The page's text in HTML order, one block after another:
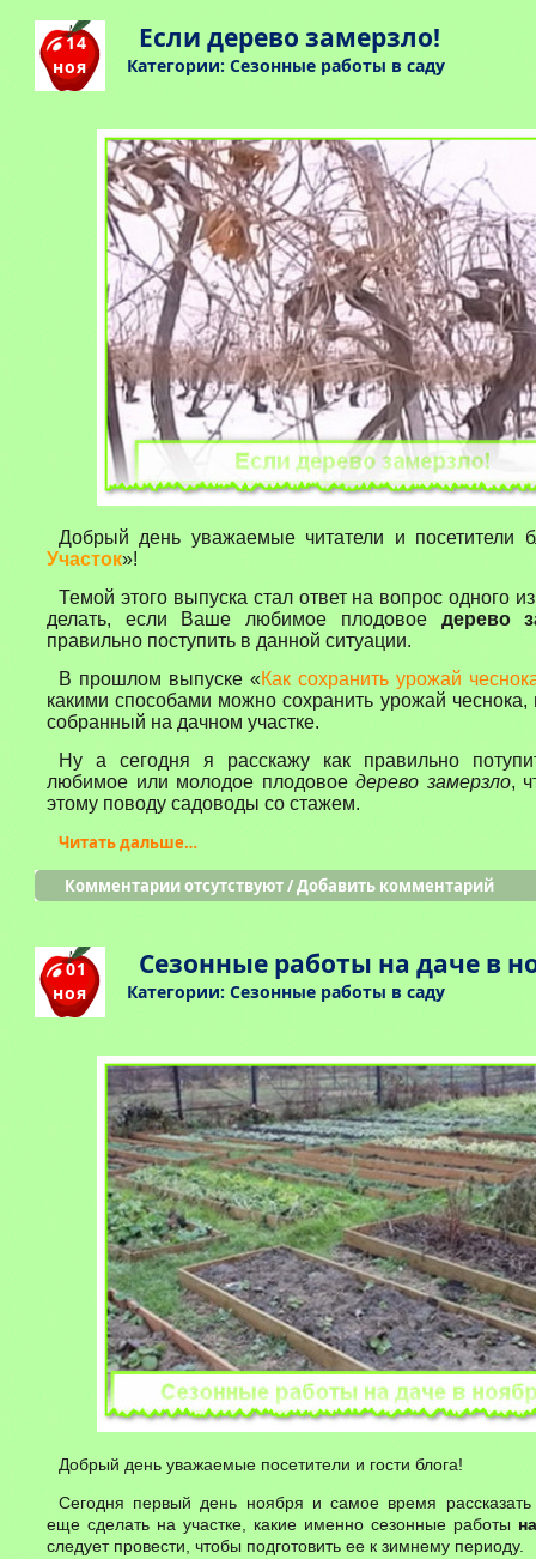
14
ноя
Если дерево замерзло!
Категории: Сезонные работы в саду
Добрый день уважаемые читатели и посетители
Участок»!
Темой этого выпуска стал ответ на вопрос одного
делать, если Ваше любимое плодовое дерево
правильно поступить в данной ситуации.
В прошлом выпуске «Как сохранить урожай
какими способами можно сохранить урожай
собранный на дачном участке.
Ну а сегодня я расскажу как правильно
любимое или молодое плодовое дерево замерзло,
этому поводу садоводы со стажем.
Читать дальше…
Комментарии отсутствуют/Добавить комментарий
01
ноя
Сезонные работы на даче в
Категории: Сезонные работы в саду
Добрый день уважаемые посетители и гости блога!
Сегодня первый день ноября и самое время
еще сделать на участке, какие именно сезонные работы
следует провести, чтобы подготовить ее к зимнему периоду.